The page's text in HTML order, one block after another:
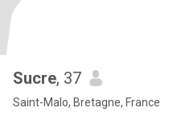
Sucre, 37
Saint-Malo, Bretagne, France